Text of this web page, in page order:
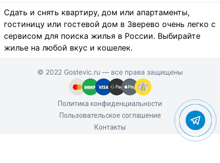
Сдать и снять квартиру, дом или апартаменты,
гостиницу или гостевой дом в Зверево очень легко с
сервисом для поиска жилья в России. Выбирайте
жилье на любой вкус и кошелек.
© 2022 Gostevic.ru — все права защищены
Политика конфиденциальности
Пользовательское соглашение
Контакты